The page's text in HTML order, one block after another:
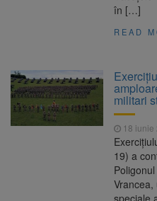
în […]
READ
militari
18 iunie
19) a